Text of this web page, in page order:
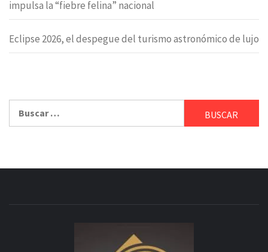
impulsa la “fiebre felina” nacional
Eclipse 2026, el despegue del turismo astronómico de lujo